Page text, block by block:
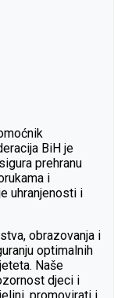
BiH je
prehranu
i
uhranjenosti i
obrazovanja i
optimalnih
Naše
djeci i